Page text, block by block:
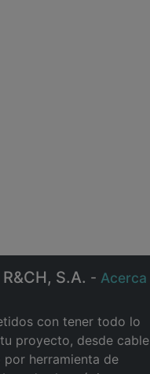
S.A. - Acerca
con tener todo lo
proyecto, desde cable
por herramienta de